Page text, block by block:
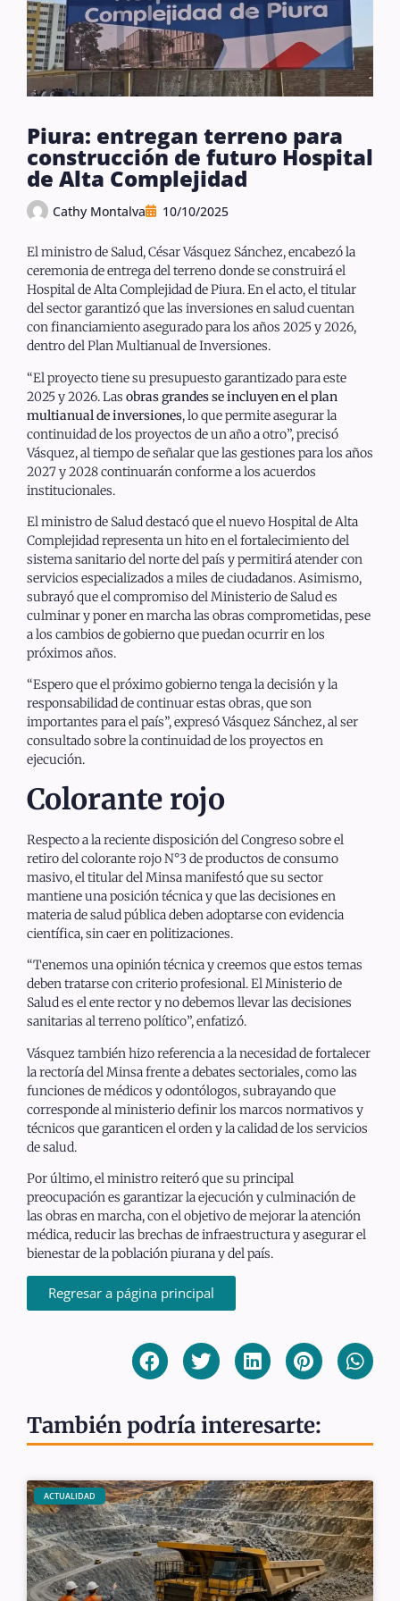
Piura: entregan terreno para
construcción de futuro Hospital
de Alta Complejidad
Cathy Montalva 10/10/2025
El ministro de Salud, César Vásquez Sánchez, encabezó la
ceremonia de entrega del terreno donde se construirá el
Hospital de Alta Complejidad de Piura. En el acto, el titular
del sector garantizó que las inversiones en salud cuentan
con financiamiento asegurado para los años 2025 y 2026,
dentro del Plan Multianual de Inversiones.
“El proyecto tiene su presupuesto garantizado para este
2025 y 2026. Las obras grandes se incluyen en el plan
multianual de inversiones, lo que permite asegurar la
continuidad de los proyectos de un año a otro”, precisó
Vásquez, al tiempo de señalar que las gestiones para los años
2027 y 2028 continuarán conforme a los acuerdos
institucionales.
El ministro de Salud destacó que el nuevo Hospital de Alta
Complejidad representa un hito en el fortalecimiento del
sistema sanitario del norte del país y permitirá atender con
servicios especializados a miles de ciudadanos. Asimismo,
subrayó que el compromiso del Ministerio de Salud es
culminar y poner en marcha las obras comprometidas, pese
a los cambios de gobierno que puedan ocurrir en los
próximos años.
“Espero que el próximo gobierno tenga la decisión y la
responsabilidad de continuar estas obras, que son
importantes para el país”, expresó Vásquez Sánchez, al ser
consultado sobre la continuidad de los proyectos en
ejecución.
Colorante rojo
Respecto a la reciente disposición del Congreso sobre el
retiro del colorante rojo N°3 de productos de consumo
masivo, el titular del Minsa manifestó que su sector
mantiene una posición técnica y que las decisiones en
materia de salud pública deben adoptarse con evidencia
científica, sin caer en politizaciones.
“Tenemos una opinión técnica y creemos que estos temas
deben tratarse con criterio profesional. El Ministerio de
Salud es el ente rector y no debemos llevar las decisiones
sanitarias al terreno político”, enfatizó.
Vásquez también hizo referencia a la necesidad de fortalecer
la rectoría del Minsa frente a debates sectoriales, como las
funciones de médicos y odontólogos, subrayando que
corresponde al ministerio definir los marcos normativos y
técnicos que garanticen el orden y la calidad de los servicios
de salud.
Por último, el ministro reiteró que su principal
preocupación es garantizar la ejecución y culminación de
las obras en marcha, con el objetivo de mejorar la atención
médica, reducir las brechas de infraestructura y asegurar el
bienestar de la población piurana y del país.
Regresar a página principal
También podría interesarte:
ACTUALIDAD